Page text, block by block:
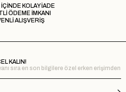
KOLAY İADE
ÖDEME İMKANI
ALIŞVERİŞ
KALIN!
sıra en son bilgilere özel erken erişimden